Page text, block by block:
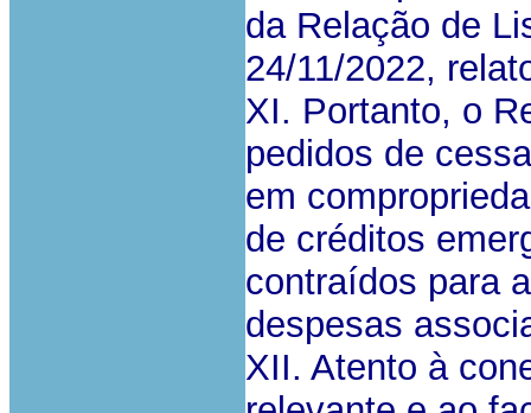
da Relação de
24/11/2022,
XI. Portanto, o
pedidos de
em
de créditos
contraídos para
despesas
XII. Atento à